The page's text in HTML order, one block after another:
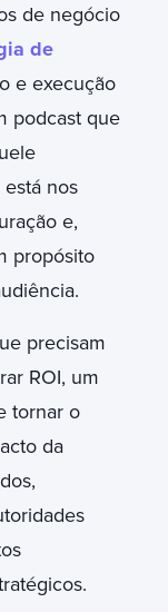
de negócio
de
e execução
podcast que
nos
e,
propósito
precisam
ROI, um
tornar o
da